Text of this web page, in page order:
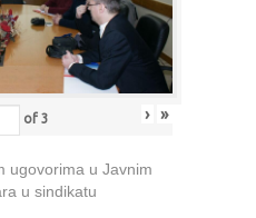
of 3 › »
ugovorima u Javnim
u sindikatu